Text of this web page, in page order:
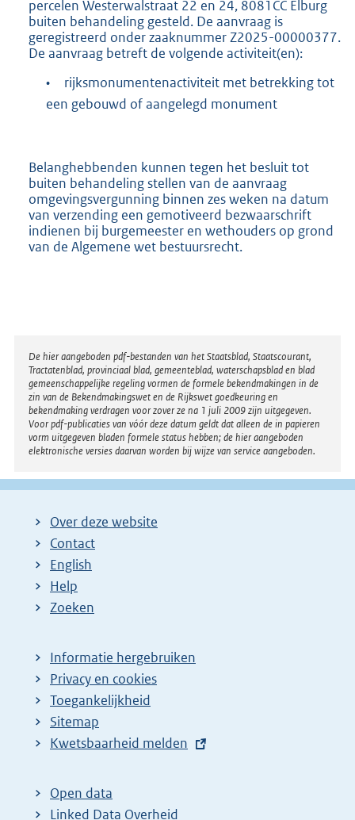
5
6
K
b
percelen Westerwalstraat 22 en 24, 8081CC Elburg
buiten behandeling gesteld. De aanvraag is
geregistreerd onder zaaknummer Z2025-00000377.
De aanvraag betreft de volgende activiteit(en):
•
rijksmonumentenactiviteit met betrekking tot
een gebouwd of aangelegd monument
Belanghebbenden kunnen tegen het besluit tot
buiten behandeling stellen van de aanvraag
omgevingsvergunning binnen zes weken na datum
van verzending een gemotiveerd bezwaarschrift
indienen bij burgemeester en wethouders op grond
van de Algemene wet bestuursrecht.
Disclaimer
De hier aangeboden pdf-bestanden van het Staatsblad, Staatscourant,
Tractatenblad, provinciaal blad, gemeenteblad, waterschapsblad en blad
gemeenschappelijke regeling vormen de formele bekendmakingen in de
zin van de Bekendmakingswet en de Rijkswet goedkeuring en
bekendmaking verdragen voor zover ze na 1 juli 2009 zijn uitgegeven.
Voor pdf-publicaties van vóór deze datum geldt dat alleen de in papieren
vorm uitgegeven bladen formele status hebben; de hier aangeboden
elektronische versies daarvan worden bij wijze van service aangeboden.
Over deze website
Contact
English
Help
Zoeken
Informatie hergebruiken
Privacy en cookies
Toegankelijkheid
Sitemap
E
t
e
Kwetsbaarheid melden
Open data
Linked Data Overheid